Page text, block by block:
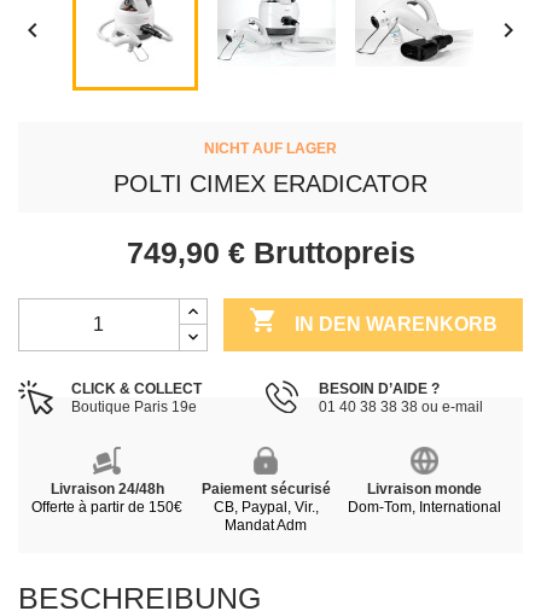
 
NICHT AUF LAGER
POLTI CIMEX ERADICATOR
749,90 € Bruttopreis
 IN DEN WARENKORB
CLICK & COLLECT
Boutique Paris 19e
BESOIN D’AIDE ?
01 40 38 38 38 ou e-mail
Livraison 24/48h
Offerte à partir de 150€
Paiement sécurisé
CB, Paypal, Vir.,
Mandat Adm
Livraison monde
Dom-Tom, International
BESCHREIBUNG